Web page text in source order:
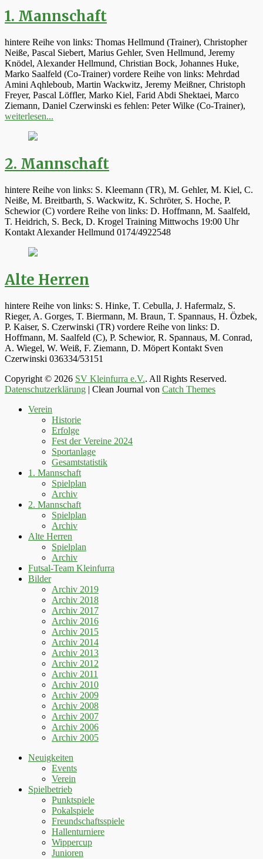
1. Mannschaft
hintere Reihe von links: Thomas Hellmund (Trainer), Christopher
Neiße, Pascal Siebert, Marius Gehler, Sven Hellmund, Jeremy
Knödel, Alexander Hellmund, Christian Bock, Johannes Huke,
Marko Saalfeld (Co-Trainer) vordere Reihe von links: Mehrdad
Amini Aqhleboub, Martin Wackwitz, Jeremy Meißner, Christoph
Freyer, Pascal Löffler, Marko Kiel, Farid Abdi Shektaei, Marco
Ziemann, Daniel Czerwinski es fehlen: Peter Wilke (Co-Trainer),
weiterlesen...
2. Mannschaft
hintere Reihe von links: S. Kleemann (TR), M. Gehler, M. Kiel, C.
Neiße, M. Breitbarth, S. Wackwitz, K. Schröter, S. Hoche, P.
Schewior (C) vordere Reihe von links: D. Hoffmann, M. Saalfeld,
T. Heidrich, S. Beck, D. Krogel Training Mittwochs 19:00 Uhr
Kontakt Alexander Hellmund 0174/4922548
Alte Herren
hintere Reihe von links: S. Hinke, T. Cebulla, J. Hafermalz, S.
Rieger, A. Gorges, T. Biermann, M. Braun, T. Spannaus, H. Özbek,
P. Kaiser, S. Czerwinski (TR) vordere Reihe von links: D.
Hoffmann, M. Saalfeld (C), P. Schewior, R. Spannaus, M. Conrad,
A. Wiegel, W. Weiß, F. Ziemann, D. Möpert Kontakt Sven
Czerwinski 036334/53151
Copyright © 2026 SV Kleinfurra e.V.. All Rights Reserved.
Datenschutzerklärung | Clean Journal von Catch Themes
scrollenVerein
Historie
Erfolge
Fest der Vereine 2024
Sportanlage
Gesamtstatistik
1. Mannschaft
Spielplan
Archiv
2. Mannschaft
Spielplan
Archiv
Alte Herren
Spielplan
Archiv
Futsal-Team Kleinfurra
Bilder
Archiv 2019
Archiv 2018
Archiv 2017
Archiv 2016
Archiv 2015
Archiv 2014
Archiv 2013
Archiv 2012
Archiv 2011
Archiv 2010
Archiv 2009
Archiv 2008
Archiv 2007
Archiv 2006
Archiv 2005
Neuigkeiten
Events
Verein
Spielbetrieb
Punktspiele
Pokalspiele
Freundschaftsspiele
Hallenturniere
Wippercup
Junioren